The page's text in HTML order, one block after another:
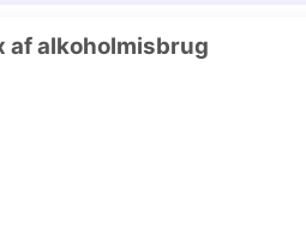
af alkoholmisbrug